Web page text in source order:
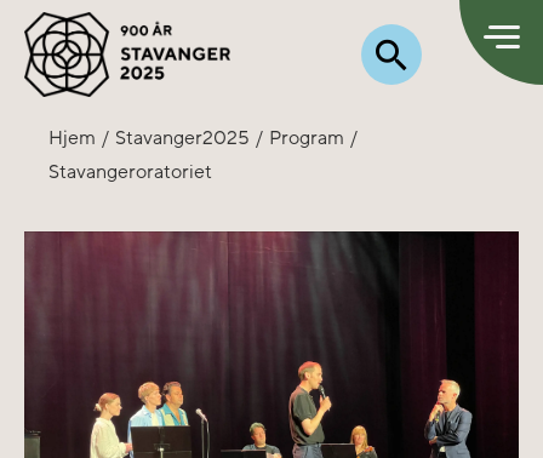
Hjem Stavanger2025
Program
Stavangeroratoriet